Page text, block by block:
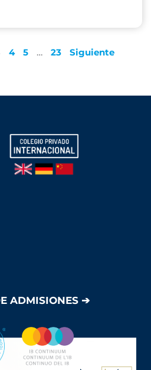
4 5 … 23 Siguiente
ADMISIONES ➔